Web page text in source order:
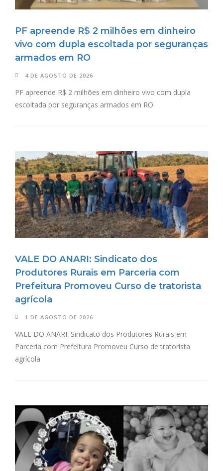
PF apreende R$ 2 milhões em dinheiro
vivo com dupla escoltada por seguranças
armados em RO
4 DE AGOSTO DE 2026
PF apreende R$ 2 milhões em dinheiro vivo com dupla
escoltada por seguranças armados em RO
VALE DO ANARI: Sindicato dos
Produtores Rurais em Parceria com
Prefeitura Promoveu Curso de tratorista
agrícola
1 DE AGOSTO DE 2026
VALE DO ANARI: Sindicato dos Produtores Rurais em
Parceria com Prefeitura Promoveu Curso de tratorista
agrícola